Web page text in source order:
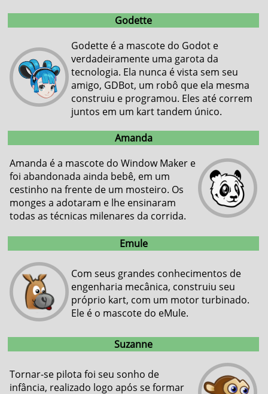
Godette
Godette é a mascote do Godot e
verdadeiramente uma garota da
tecnologia. Ela nunca é vista sem seu
amigo, GDBot, um robô que ela mesma
construiu e programou. Eles até correm
juntos em um kart tandem único.
Amanda
Amanda é a mascote do Window Maker e
foi abandonada ainda bebê, em um
cestinho na frente de um mosteiro. Os
monges a adotaram e lhe ensinaram
todas as técnicas milenares da corrida.
Emule
Com seus grandes conhecimentos de
engenharia mecânica, construiu seu
próprio kart, com um motor turbinado.
Ele é o mascote do eMule.
Suzanne
Tornar-se pilota foi seu sonho de
infância, realizado logo após se formar